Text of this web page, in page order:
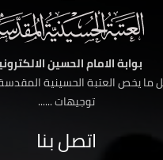
بوابة الامام الحسين
ما يخص العتبة الحسينية
توجيهات ......
اتصل بنا